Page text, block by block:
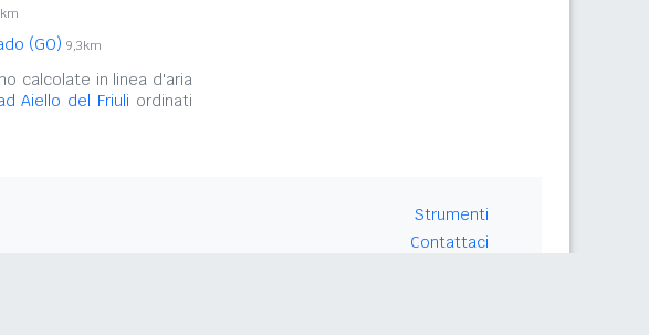
(GO) 9,3km
calcolate in linea d'aria
Aiello del Friuli ordinati
Strumenti
Contattaci